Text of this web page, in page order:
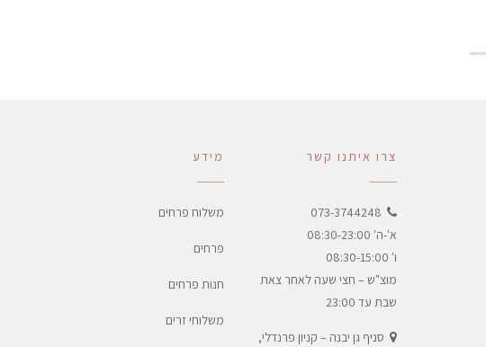
מידע
משלוח פרחים
פרחים
חנות פרחים
משלוחי זרים
צרו איתנו קשר
073-3744248
א'-ה' 08:30-23:00
ו' 08:30-15:00
מוצ"ש – חצי שעה לאחר צאת
שבת עד 23:00
סניף גן יבנה – קניון פרנדלי,